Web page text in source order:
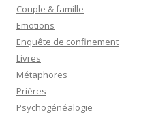
Couple & famille
Emotions
Enquête de confinement
Livres
Métaphores
Prières
Psychogénéalogie